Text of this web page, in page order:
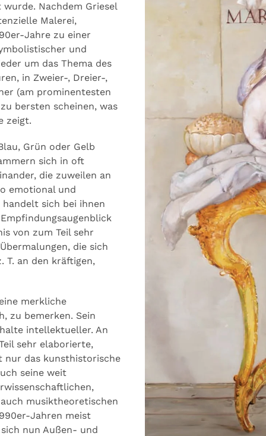
Nachdem Griesel
Malerei,
Jahre zu einer
und
um das Thema des
in Zweier-, Dreier-,
(am prominentesten
bersten scheinen, was
zeigt.
Grün oder Gelb
sich in oft
die zuweilen an
emotional und
handelt sich bei ihnen
von zum Teil sehr
die sich
T. an den kräftigen,
merkliche
zu bemerken. Sein
intellektueller. An
sehr elaborierte,
nur das kunsthistorische
seine weit
musiktheoretischen
Jahren meist
nun Außen- und